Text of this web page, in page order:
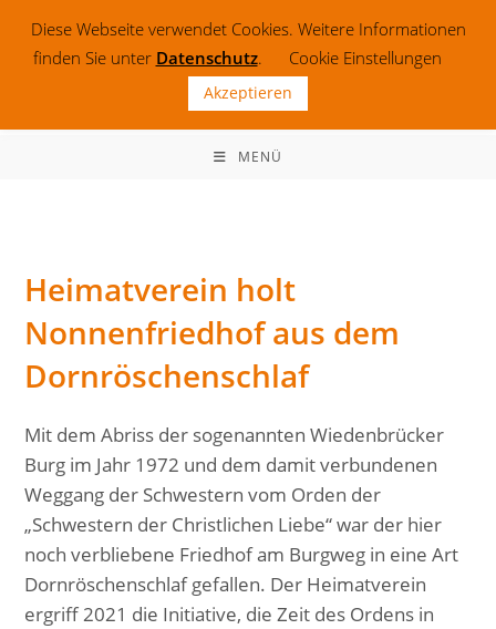
Inhalt
springen
MENÜ
Heimatverein holt
Nonnenfriedhof aus dem
Dornröschenschlaf
Mit dem Abriss der sogenannten Wiedenbrücker
Burg im Jahr 1972 und dem damit verbundenen
Weggang der Schwestern vom Orden der
„Schwestern der Christlichen Liebe“ war der hier
noch verbliebene Friedhof am Burgweg in eine Art
Dornröschenschlaf gefallen. Der Heimatverein
ergriff 2021 die Initiative, die Zeit des Ordens in
Diese Webseite verwendet Cookies. Weitere Informationen
finden Sie unter Datenschutz. Cookie Einstellungen
Akzeptieren